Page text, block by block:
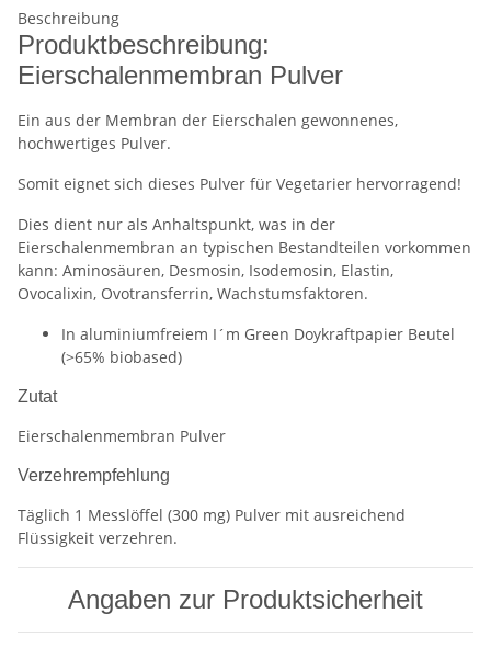
Beschreibung
Produktbeschreibung:
Eierschalenmembran Pulver
Ein aus der Membran der Eierschalen gewonnenes,
hochwertiges Pulver.
Somit eignet sich dieses Pulver für Vegetarier hervorragend!
Dies dient nur als Anhaltspunkt, was in der
Eierschalenmembran an typischen Bestandteilen vorkommen
kann: Aminosäuren, Desmosin, Isodemosin, Elastin,
Ovocalixin, Ovotransferrin, Wachstumsfaktoren.
In aluminiumfreiem I´m Green Doykraftpapier Beutel
(>65% biobased)
Zutat
Eierschalenmembran Pulver
Verzehrempfehlung
Täglich 1 Messlöffel (300 mg) Pulver mit ausreichend
Flüssigkeit verzehren.
Angaben zur Produktsicherheit